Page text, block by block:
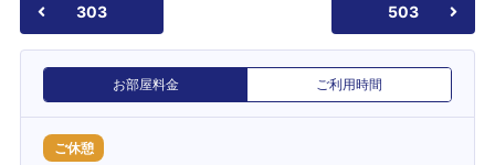
303 503
お部屋料金 ご利用時間
ご休憩